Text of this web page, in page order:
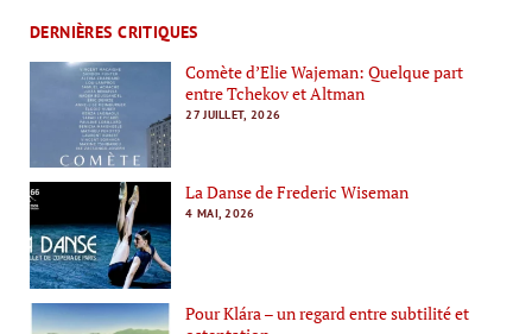
DERNIÈRES CRITIQUES
Comète d’Elie Wajeman: Quelque part
entre Tchekov et Altman
27 JUILLET, 2026
La Danse de Frederic Wiseman
4 MAI, 2026
Pour Klára – un regard entre subtilité et